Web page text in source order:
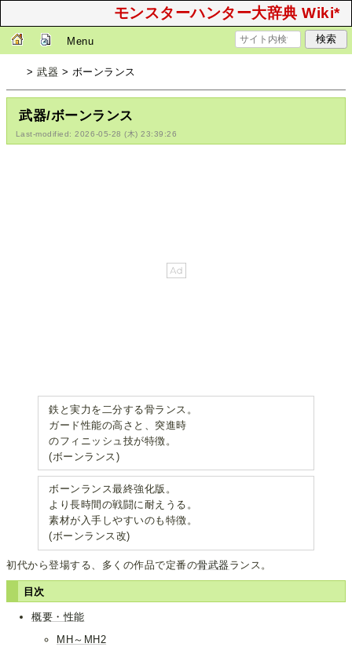
モンスターハンター大辞典 Wiki*
Menu
>武器 > ボーンランス
武器/ボーンランス
Last-modified: 2026-05-28 (木) 23:39:26
鉄と実力を二分する骨ランス。
ガード性能の高さと、突進時
のフィニッシュ技が特徴。
(ボーンランス)
ボーンランス最終強化版。
より長時間の戦闘に耐えうる。
素材が入手しやすいのも特徴。
(ボーンランス改)
初代から登場する、多くの作品で定番の骨武器 ランス。
目次
概要・性能
MH～MH2